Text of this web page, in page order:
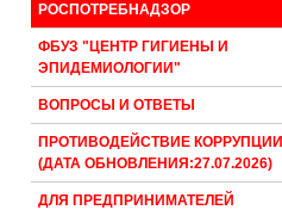
РОСПОТРЕБНАДЗОР
ФБУЗ "ЦЕНТР ГИГИЕНЫ И
ЭПИДЕМИОЛОГИИ"
ВОПРОСЫ И ОТВЕТЫ
ПРОТИВОДЕЙСТВИЕ КОРРУПЦИИ
(ДАТА ОБНОВЛЕНИЯ:27.07.2026)
ДЛЯ ПРЕДПРИНИМАТЕЛЕЙ